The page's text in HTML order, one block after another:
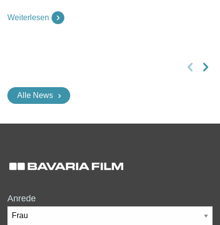
Weiterlesen
Alle News
Anrede